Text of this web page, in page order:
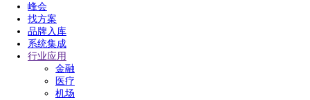
峰会
找方案
品牌入库
系统集成
行业应用
金融
医疗
机场